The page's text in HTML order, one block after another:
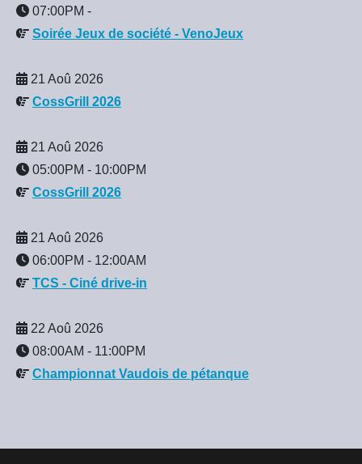
07:00PM -
Soirée Jeux de société - VenoJeux
21 Aoû 2026
CossGrill 2026
21 Aoû 2026
05:00PM - 10:00PM
CossGrill 2026
21 Aoû 2026
06:00PM - 12:00AM
TCS - Ciné drive-in
22 Aoû 2026
08:00AM - 11:00PM
Championnat Vaudois de pétanque